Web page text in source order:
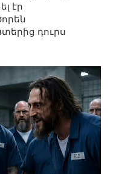
էր
դուրս